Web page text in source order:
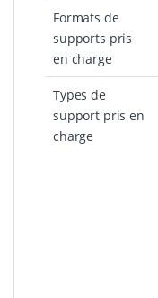
Formats de
supports pris
en charge
Types de
support pris en
charge